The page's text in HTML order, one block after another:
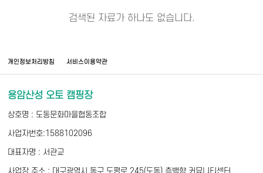
검색된 자료가 하나도 없습니다.
개인정보처리방침 서비스이용약관
용암산성 오토 캠핑장
상호명 : 도동문화마을협동조합
사업자번호:1588102096
대표자명 : 서관교
사업장 주소 : 대구광역시 동구 도평로 245(도동) 측백향 커뮤니티센터